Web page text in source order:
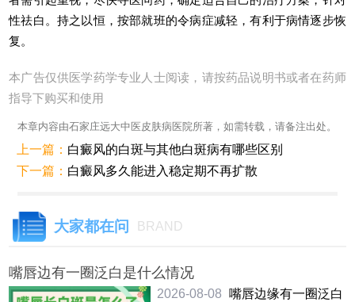
性祛白。持之以恒，按部就班的令病症减轻，有利于病情逐步恢
复。
本广告仅供医学药学专业人士阅读，请按药品说明书或者在药师
指导下购买和使用
本章内容由石家庄远大中医皮肤病医院所著，如需转载，请备注出处。
上一篇： 白癜风的白斑与其他白斑病有哪些区别
下一篇： 白癜风多久能进入稳定期不再扩散
大家都在问 BRAND
嘴唇边有一圈泛白是什么情况
2026-08-08
嘴唇边缘有一圈泛白